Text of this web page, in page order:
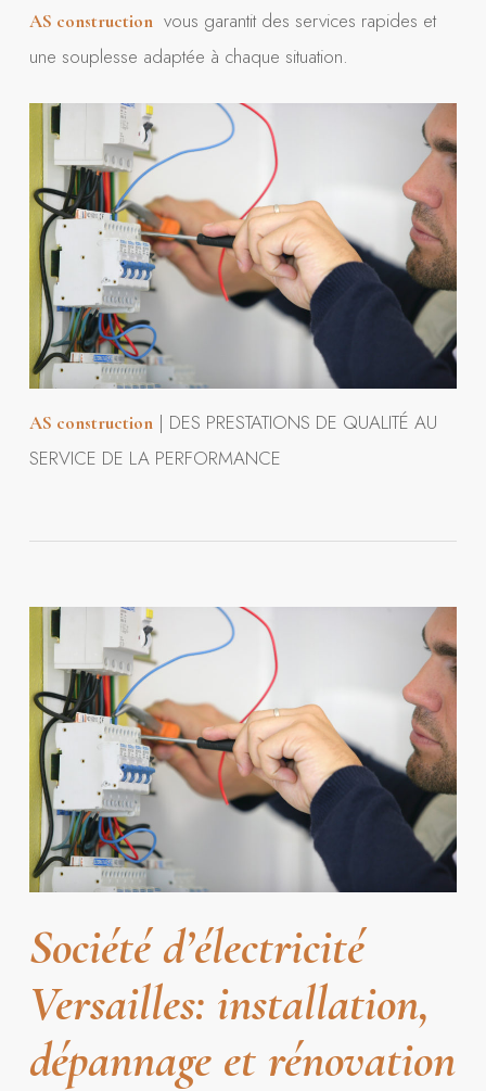
AS constructionvous garantit des services rapides et
une souplesse adaptée à chaque situation.
AS construction| DES PRESTATIONS DE QUALITÉ AU
SERVICE DE LA PERFORMANCE
Société d’électricité
Versailles: installation,
dépannage et rénovation